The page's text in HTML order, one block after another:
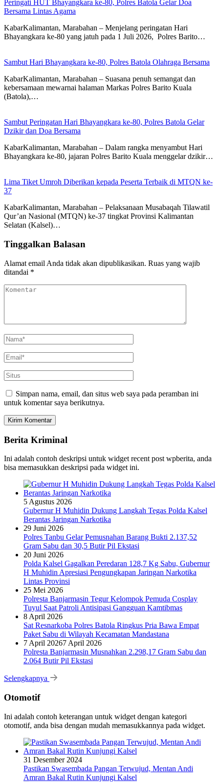
Peringati HUT Bhayangkara ke-80, Polres Batola Gelar Doa
Bersama Lintas Agama
KabarKalimantan, Marabahan – ​Menjelang peringatan Hari
Bhayangkara ke-80 yang jatuh pada 1 Juli 2026, Polres Barito…
Sambut Hari Bhayangkara ke-80, Polres Batola Olahraga Bersama
KabarKalimantan, Marabahan – Suasana penuh semangat dan
kebersamaan mewarnai halaman Markas Polres Barito Kuala
(Batola),…
Sambut Peringatan Hari Bhayangkara ke-80, Polres Batola Gelar
Dzikir dan Doa Bersama
KabarKalimantan, Marabahan – Dalam rangka menyambut Hari
Bhayangkara ke-80, jajaran Polres Barito Kuala menggelar dzikir…
Lima Tiket Umroh Diberikan kepada Peserta Terbaik di MTQN ke-
37
KabarKalimantan, Marabahan – Pelaksanaan Musabaqah Tilawatil
Qur’an Nasional (MTQN) ke-37 tingkat Provinsi Kalimantan
Selatan (Kalsel)…
Tinggalkan Balasan
Alamat email Anda tidak akan dipublikasikan. Ruas yang wajib
ditandai *
Simpan nama, email, dan situs web saya pada peramban ini
untuk komentar saya berikutnya.
Berita Kriminal
Ini adalah contoh deskripsi untuk widget recent post wpberita, anda
bisa memasukkan deskripsi pada widget ini.
5 Agustus 2026
Gubernur H Muhidin Dukung Langkah Tegas Polda Kalsel
Berantas Jaringan Narkotika
29 Juni 2026
Polres Tanbu Gelar Pemusnahan Barang Bukti 2.137,52
Gram Sabu dan 30,5 Butir Pil Ekstasi
20 Juni 2026
Polda Kalsel Gagalkan Peredaran 128,7 Kg Sabu, Gubernur
H Muhidin Apresiasi Pengungkapan Jaringan Narkotika
Lintas Provinsi
25 Mei 2026
Polresta Banjarmasin Tegur Kelompok Pemuda Cosplay
Tuyul Saat Patroli Antisipasi Gangguan Kamtibmas
8 April 2026
Sat Resnarkoba Polres Batola Ringkus Pria Bawa Empat
Paket Sabu di Wilayah Kecamatan Mandastana
7 April 20267 April 2026
Polresta Banjarmasin Musnahkan 2.298,17 Gram Sabu dan
2.064 Butir Pil Ekstasi
Selengkapnya
Otomotif
Ini adalah contoh keterangan untuk widget dengan kategori
otomotif, anda bisa dengan mudah memasukkannya pada widget.
31 Desember 2024
Pastikan Swasembada Pangan Terwujud, Mentan Andi
Amran Bakal Rutin Kunjungi Kalsel